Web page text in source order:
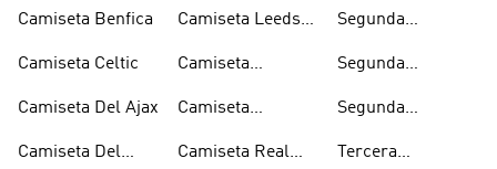
Camiseta Benfica
Camiseta Celtic
Camiseta Del Ajax
Camiseta Del
Camiseta Leeds
Camiseta
United
Camiseta
Lyon
Camiseta Real
Arsenal
Segunda
Juventus
Segunda
Manchester
United
Segunda
Madrid
Tercera